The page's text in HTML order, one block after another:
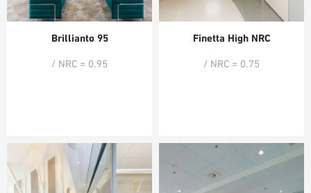
Brillianto 95
/ NRC = 0.95
Finetta High NRC
/ NRC = 0.75